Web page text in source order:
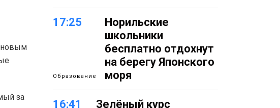
новым
за
17:25
Образование
Норильские
школьники
бесплатно отдохнут
на берегу Японского
моря
16:41
Зелёный курс